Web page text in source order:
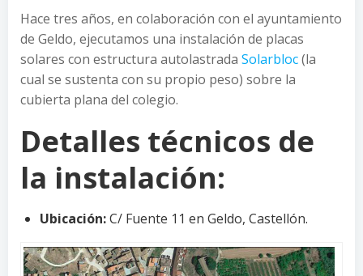
Hace tres años, en colaboración con el ayuntamiento
de Geldo, ejecutamos una instalación de placas
solares con estructura autolastrada Solarbloc(la
cual se sustenta con su propio peso) sobre la
cubierta plana del colegio.
Detalles técnicos de
la instalación:
Ubicación:C/ Fuente 11 en Geldo, Castellón.